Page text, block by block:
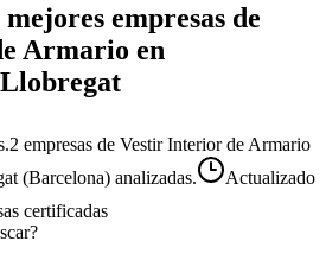
empresas de
Armario en
2 empresas de Vestir Interior de Armario
(Barcelona) analizadas.
Actualizado
certificadas